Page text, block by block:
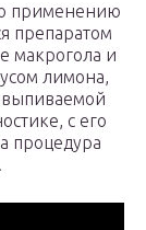
применению
препаратом
макрогола и
лимона,
с его
процедура